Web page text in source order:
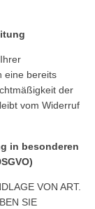
eine bereits
der
vom Widerruf
in besonderen
VON ART.
SIE